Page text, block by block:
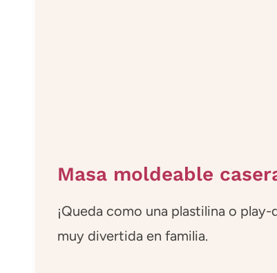
Masa moldeable
¡Queda como una plastilina o
muy divertida en familia.